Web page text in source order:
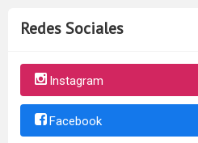
Redes Sociales
Instagram
Facebook